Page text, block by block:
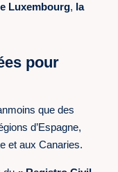
Luxembourg, la
pour
que des
d’Espagne,
et aux Canaries.